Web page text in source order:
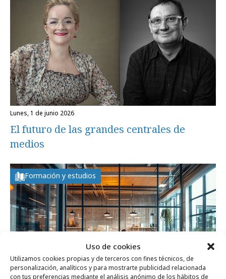
Uso de cookies
Utilizamos cookies propias y de terceros con fines técnicos, de
personalización, analíticos y para mostrarte publicidad relacionada
con tus preferencias mediante el análisis anónimo de los hábitos de
lunes, 1 de junio 2026
El futuro de las grandes centrales de
medios
Formación y estudios